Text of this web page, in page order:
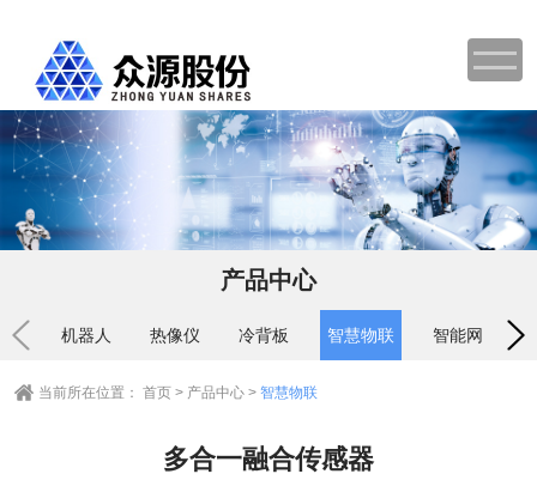
产品中心
机器人 热像仪 冷背板 智慧物联 智能网关
当前所在位置： 首页 > 产品中心 > 智慧物联
多合⼀融合传感器